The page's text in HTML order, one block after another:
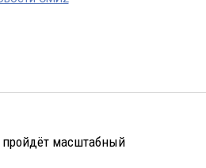
масштабный